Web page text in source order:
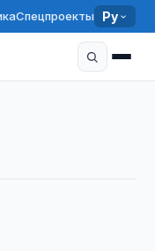
Спецпроекты Ру
помочь